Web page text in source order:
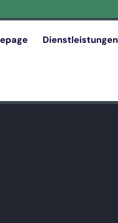
Dienstleistungen